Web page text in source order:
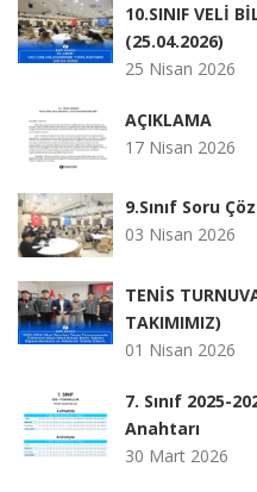
10.SINIF VELİ
(25.04.2026)
25 Nisan 2026
AÇIKLAMA
17 Nisan 2026
9.Sınıf Soru
03 Nisan 2026
TENİS
TAKIMIMIZ)
01 Nisan 2026
7. Sınıf 2025-
Anahtarı
30 Mart 2026